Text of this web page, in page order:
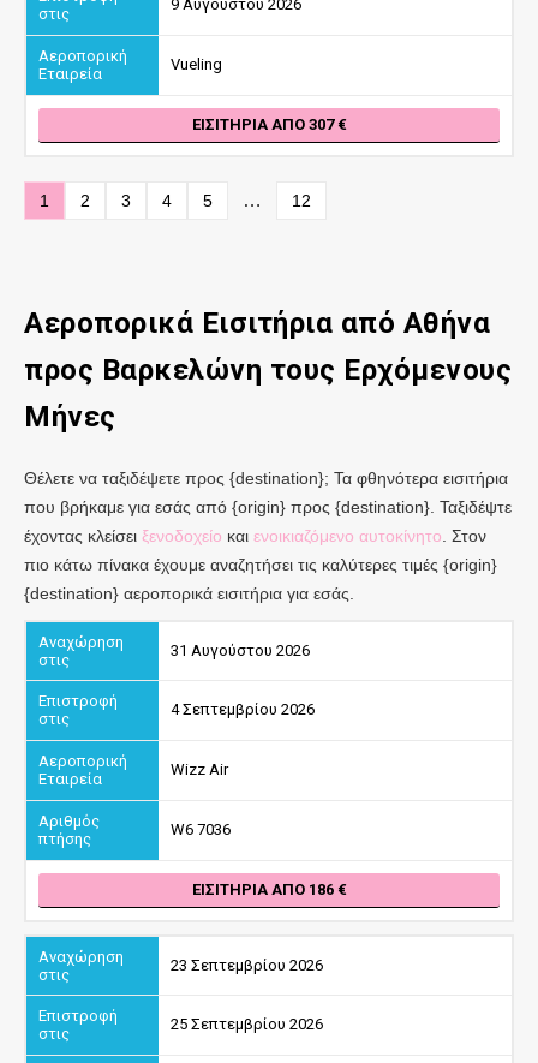
9 Αυγούστου 2026
Vueling
ΕΙΣΙΤΉΡΙΑ ΑΠΌ 307
1 2 3 4 5 … 12
Αεροπορικά Εισιτήρια από Αθήνα
προς Βαρκελώνη τους Ερχόμενους
Μήνες
Θέλετε να ταξιδέψετε προς {destination}; Τα φθηνότερα εισιτήρια
που βρήκαμε για εσάς από {origin} προς {destination}. Ταξιδέψτε
έχοντας κλείσει ξενοδοχείο και ενοικιαζόμενο αυτοκίνητο . Στον
πιο κάτω πίνακα έχουμε αναζητήσει τις καλύτερες τιμές {origin}
{destination} αεροπορικά εισιτήρια για εσάς.
31 Αυγούστου 2026
4 Σεπτεμβρίου 2026
Wizz Air
W6 7036
ΕΙΣΙΤΉΡΙΑ ΑΠΌ 186
23 Σεπτεμβρίου 2026
25 Σεπτεμβρίου 2026